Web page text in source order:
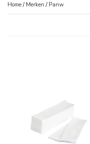
Home / Merken / Panw